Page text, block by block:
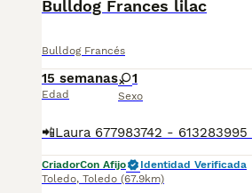
Bulldog Frances lilac
Bulldog Francés
15 semanas
Edad
1
Sexo
CriadorCon Afijo
Identidad Verificada
Toledo, Toledo (67.9km)